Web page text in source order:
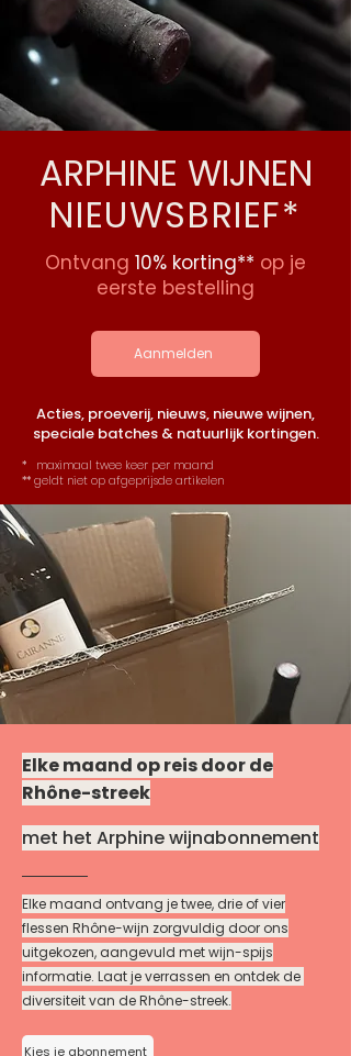
ARPHINE WIJNEN
NIEUWSBRIEF*
Ontvang 10% korting** op je
eerste bestelling
Aanmelden
Acties, proeverij, nieuws, nieuwe wijnen,
speciale batches & natuurlijk kortingen.
* maximaal twee keer per maand
** geldt niet op afgeprijsde artikelen
Elke maand op reis door de
Rhône-streek
met het Arphine wijnabonnement
Elke maand ontvang je twee, drie of vier
flessen Rhône-wijn zorgvuldig door ons
uitgekozen, aangevuld met wijn-spijs
informatie. Laat je verrassen en ontdek de
diversiteit van de Rhône-streek.
Kies je abonnement